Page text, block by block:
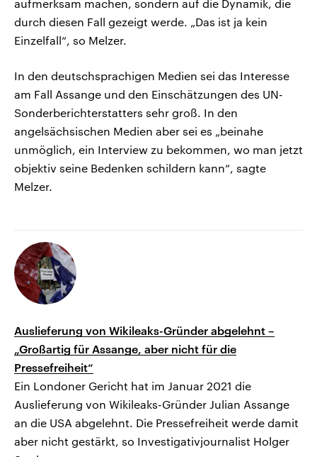
aufmerksam machen, sondern auf die Dynamik, die
durch diesen Fall gezeigt werde. „Das ist ja kein
Einzelfall“, so Melzer.
In den deutschsprachigen Medien sei das Interesse
am Fall Assange und den Einschätzungen des UN-
Sonderberichterstatters sehr groß. In den
angelsächsischen Medien aber sei es „beinahe
unmöglich, ein Interview zu bekommen, wo man jetzt
objektiv seine Bedenken schildern kann“, sagte
Melzer.
Auslieferung von Wikileaks-Gründer abgelehnt –
„Großartig für Assange, aber nicht für die
Pressefreiheit“
Ein Londoner Gericht hat im Januar 2021 die
Auslieferung von Wikileaks-Gründer Julian Assange
an die USA abgelehnt. Die Pressefreiheit werde damit
aber nicht gestärkt, so Investigativjournalist Holger